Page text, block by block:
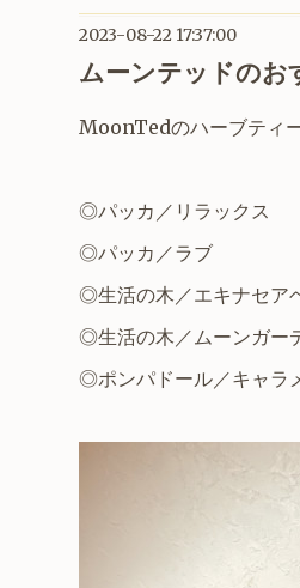
2023-08-22 17:37:00
ムーンテッドのお
MoonTedのハーブティ
◎パッカ／リラックス
◎パッカ／ラブ
◎生活の木／エキナセア
◎生活の木／ムーンガー
◎ポンパドール／キャラ